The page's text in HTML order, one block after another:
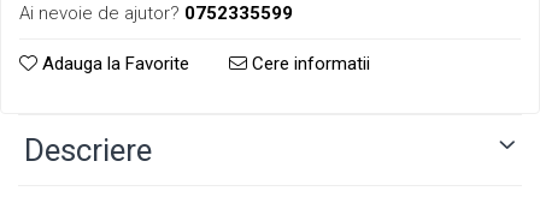
Ai nevoie de ajutor? 0752335599
Adauga la Favorite Cere informatii
Descriere